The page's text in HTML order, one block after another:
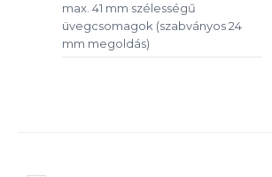
max. 41 mm szélességű
üvegcsomagok (szabványos 24
mm megoldás)